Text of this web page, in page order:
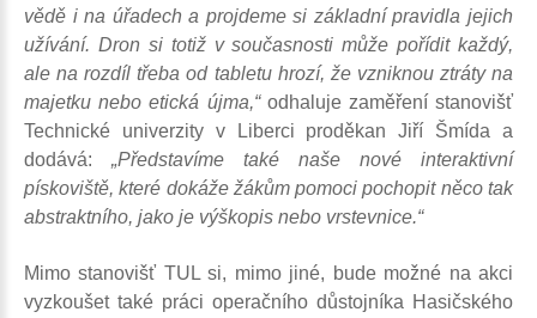
vědě i na úřadech a projdeme si základní pravidla jejich
užívání. Dron si totiž v současnosti může pořídit každý,
ale na rozdíl třeba od tabletu hrozí, že vzniknou ztráty na
majetku nebo etická újma,“odhaluje zaměření stanovišť
Technické univerzity v Liberci proděkan Jiří Šmída a
dodává: „Představíme také naše nové interaktivní
pískoviště, které dokáže žákům pomoci pochopit něco tak
abstraktního, jako je výškopis nebo vrstevnice.“
Mimo stanovišť TUL si, mimo jiné, bude možné na akci
vyzkoušet také práci operačního důstojníka Hasičského